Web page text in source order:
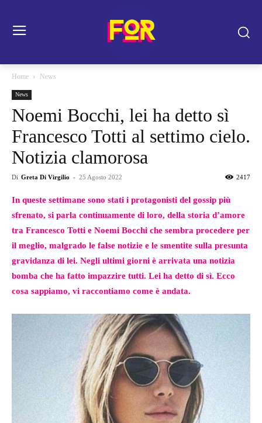
Home News
News
Noemi Bocchi, lei ha detto sì
Francesco Totti al settimo cielo.
Notizia clamorosa
Di Greta Di Virgilio - 25 Agosto 2022 2417
In queste settimane sono stati i protagonisti del gossip più
sfrenato, si parla continuamente di loro, della storia d’amore
tra Francesco Totti e Noemi Bocchi che sembra procedere per
il meglio, malgrado le false notizie e le smentite sulla presunta
gravidanza di lei. Negli ultimi giorni è arrivata una notizia
bomba che ha fatto impazzire tutti. Lei ha detto di sì. Ecco
cosa sappiamo, vi raccontiamo come è andata.